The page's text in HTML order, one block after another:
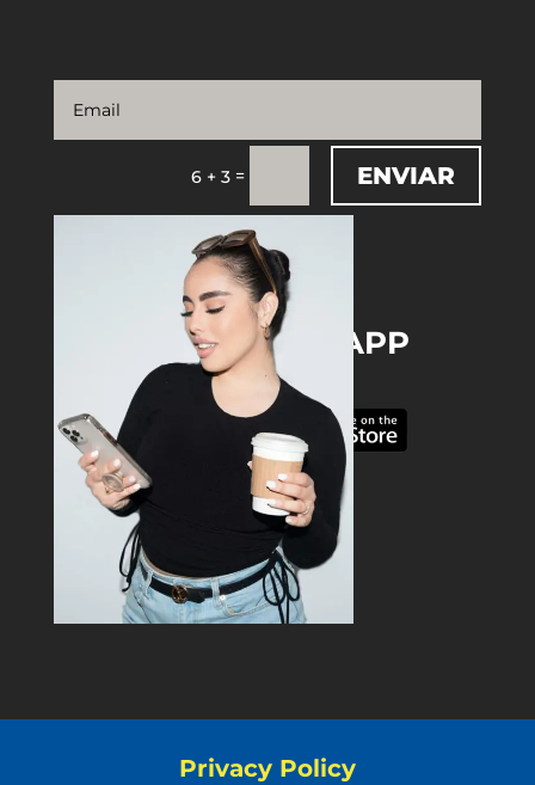
6 + 3 = ENVIAR
DOWNLOAD THE APP
Privacy Policy